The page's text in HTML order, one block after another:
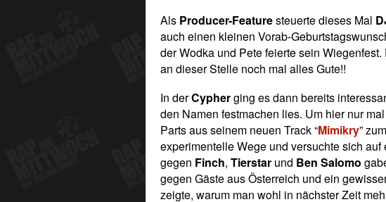
Als Producer-Featuresteuerte dieses Mal
auch einen kleinen Vorab-
der Wodka und Pete feierte sein
an dieser Stelle noch mal alles Gute!!
In der­Cypherging es dann bereits
den Namen festmachen lies. Um hier nur
Parts aus seinem neuen Track “Mimikry”
experimentelle Wege und versuchte sich auf
gegen Finch, Tierstar und Ben Salomo
gegen Gäste aus Österreich und ein
zeigte, warum man wohl in nächster Zeit